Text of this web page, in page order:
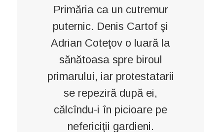
Primăria ca un cutremur
puternic. Denis Cartof şi
Adrian Coteţov o luară la
sănătoasa spre biroul
primarului, iar protestatarii
se repeziră după ei,
călcîndu-i în picioare pe
nefericiţii gardieni.